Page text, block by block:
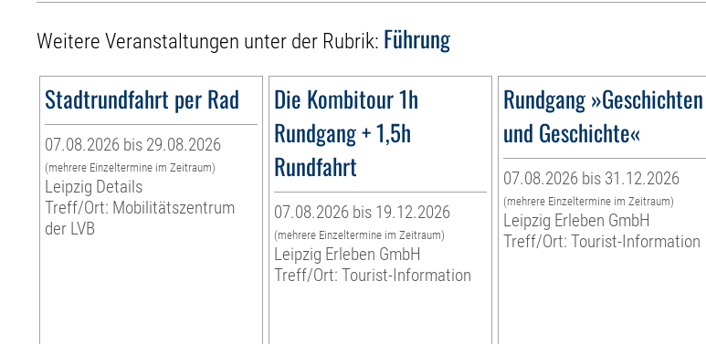
Weitere Veranstaltungen unter der Rubrik: Führung
Stadtrundfahrt per Rad
07.08.2026 bis 29.08.2026
(mehrere Einzeltermine im Zeitraum)
Leipzig Details
Treff/Ort: Mobilitätszentrum
der LVB
Die Kombitour 1h
Rundgang + 1,5h
Rundfahrt
07.08.2026 bis 19.12.2026
(mehrere Einzeltermine im Zeitraum)
Leipzig Erleben GmbH
Treff/Ort: Tourist-Information
Rundgang »Geschichten
und Geschichte«
07.08.2026 bis 31.12.2026
(mehrere Einzeltermine im Zeitraum)
Leipzig Erleben GmbH
Treff/Ort: Tourist-Information